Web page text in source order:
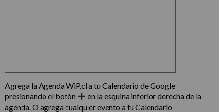
Agrega la Agenda WiP.cl a tu Calendario de Google
presionando el botón
en la esquina inferior derecha de la
agenda. O agrega cualquier evento a tu Calendario